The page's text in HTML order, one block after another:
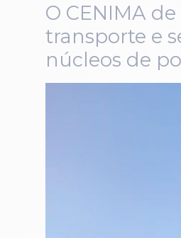
O CENIMA
transporte e
núcleos de